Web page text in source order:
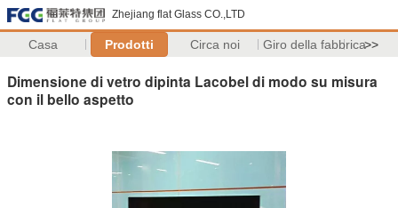
Zhejiang flat Glass CO.,LTD
Casa Prodotti Circa noi Giro della fabbrica>>
Dimensione di vetro dipinta Lacobel di modo su misura
con il bello aspetto